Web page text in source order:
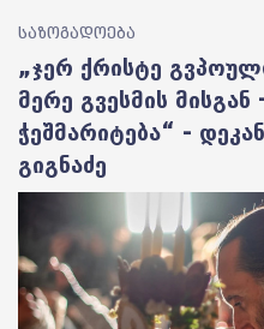
საზოგადოება
„ჯერ ქრისტე
მერე გვესმის
ჭეშმარიტება“ -
გიგნაძე